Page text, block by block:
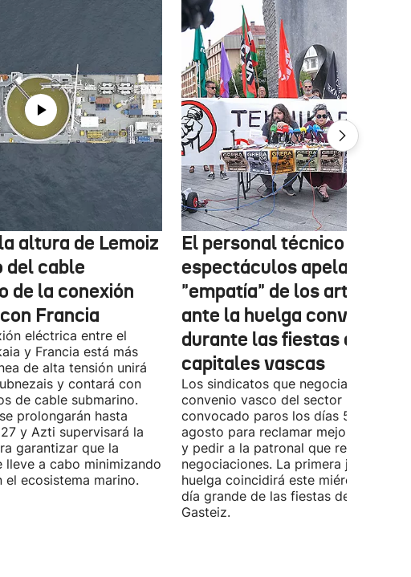
altura de Lemoiz
del cable
de la conexión
Francia
eléctrica entre el
y Francia está más
de alta tensión unirá
y contará con
de cable submarino.
prolongarán hasta
y Azti supervisará la
garantizar que la
lleve a cabo minimizando
el ecosistema marino.
El personal técnico de
espectáculos apela a la
"empatía" de los artistas
ante la huelga convocada
durante las fiestas de las
capitales vascas
Los sindicatos que negocian el
convenio vasco del sector han
convocado paros los días 5, 14 y 26
agosto para reclamar mejoras
y pedir a la patronal que retome las
negociaciones. La primera jornada de
huelga coincidirá este miércoles con
día grande de las fiestas de Vitoria-
Gasteiz.